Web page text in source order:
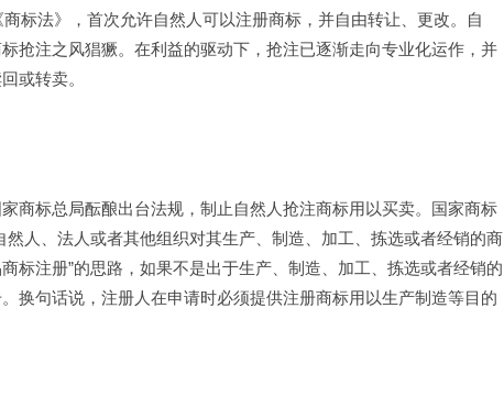
标法》，首次允许自然人可以注册商标，并自由转让、更改。自
抢注之风猖獗。在利益的驱动下，抢注已逐渐走向专业化运作，并
或转卖。
标总局酝酿出台法规，制止自然人抢注商标用以买卖。国家商标
人、法人或者其他组织对其生产、制造、加工、拣选或者经销的商
标注册”的思路，如果不是出于生产、制造、加工、拣选或者经销的
换句话说，注册人在申请时必须提供注册商标用以生产制造等目的